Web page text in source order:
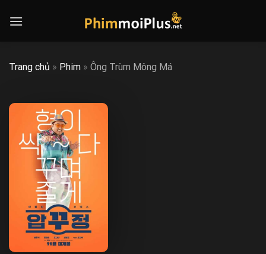
Trang chủ » Phim » Ông Trùm Mông Má